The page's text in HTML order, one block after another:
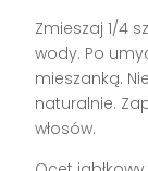
Zmieszaj 1/4
wody. Po
mieszanką.
naturalnie.
włosów.